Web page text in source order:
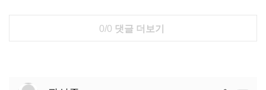
0/0 댓글 더보기